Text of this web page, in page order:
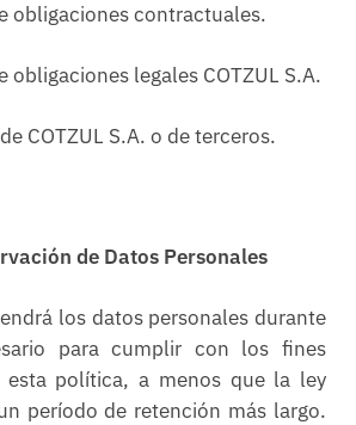
obligaciones contractuales.
obligaciones legales COTZUL S.A.
COTZUL S.A. o de terceros.
de Datos Personales
los datos personales durante
para cumplir con los fines
esta política, a menos que la ley
período de retención más largo.